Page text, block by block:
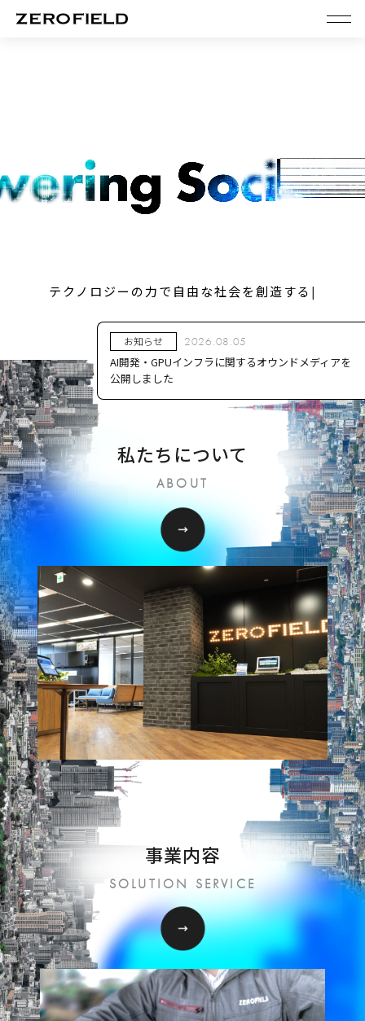
テクノロジーの力で自由な社会を創造する |
お知らせ 2026.08.05
AI開発・GPUインフラに関するオウンドメディアを
公開しました
私たちについて
ABOUT
事業内容
SOLUTION SERVICE